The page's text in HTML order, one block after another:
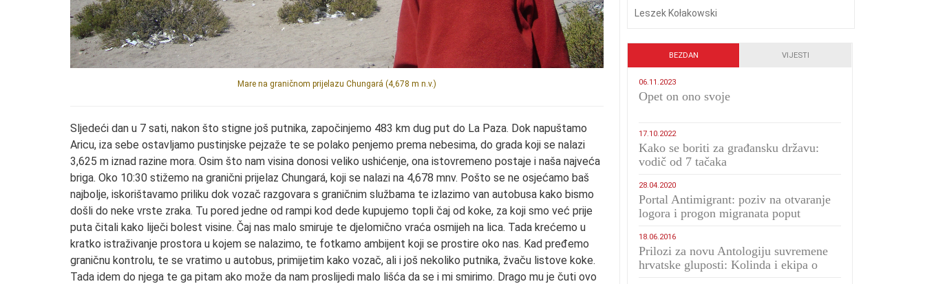
Mare na graničnom prijelazu Chungará (4,678 m n.v.)
Sljedeći dan u 7 sati, nakon što stigne još putnika, započinjemo 483 km dug put do La Paza. Dok napuštamo
Aricu, iza sebe ostavljamo pustinjske pejzaže te se polako penjemo prema nebesima, do grada koji se nalazi
3,625 m iznad razine mora. Osim što nam visina donosi veliko ushićenje, ona istovremeno postaje i naša najveća
briga. Oko 10:30 stižemo na granični prijelaz Chungará, koji se nalazi na 4,678 mnv. Pošto se ne osjećamo baš
najbolje, iskorištavamo priliku dok vozač razgovara s graničnim službama te izlazimo van autobusa kako bismo
došli do neke vrste zraka. Tu pored jedne od rampi kod dede kupujemo topli čaj od koke, za koji smo već prije
puta čitali kako liječi bolest visine. Čaj nas malo smiruje te djelomično vraća osmijeh na lica. Tada krećemo u
kratko istraživanje prostora u kojem se nalazimo, te fotkamo ambijent koji se prostire oko nas. Kad pređemo
graničnu kontrolu, te se vratimo u autobus, primijetim kako vozač, ali i još nekoliko putnika, žvaču listove koke.
Tada idem do njega te ga pitam ako može da nam proslijedi malo lišća da se i mi smirimo. Drago mu je čuti ovo
Leszek Kołakowski
BEZDAN VIJESTI
06.11.2023
​Opet on ono svoje
17.10.2022
Kako se boriti za građansku državu:
vodič od 7 tačaka
28.04.2020
Portal Antimigrant: poziv na otvaranje
logora i progon migranata poput
18.06.2016
Prilozi za novu Antologiju suvremene
hrvatske gluposti: Kolinda i ekipa o